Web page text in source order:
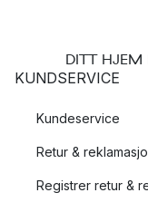
DITT HJEM
KUNDSERVICE
Kundeservice
Retur &
Registrer retur &